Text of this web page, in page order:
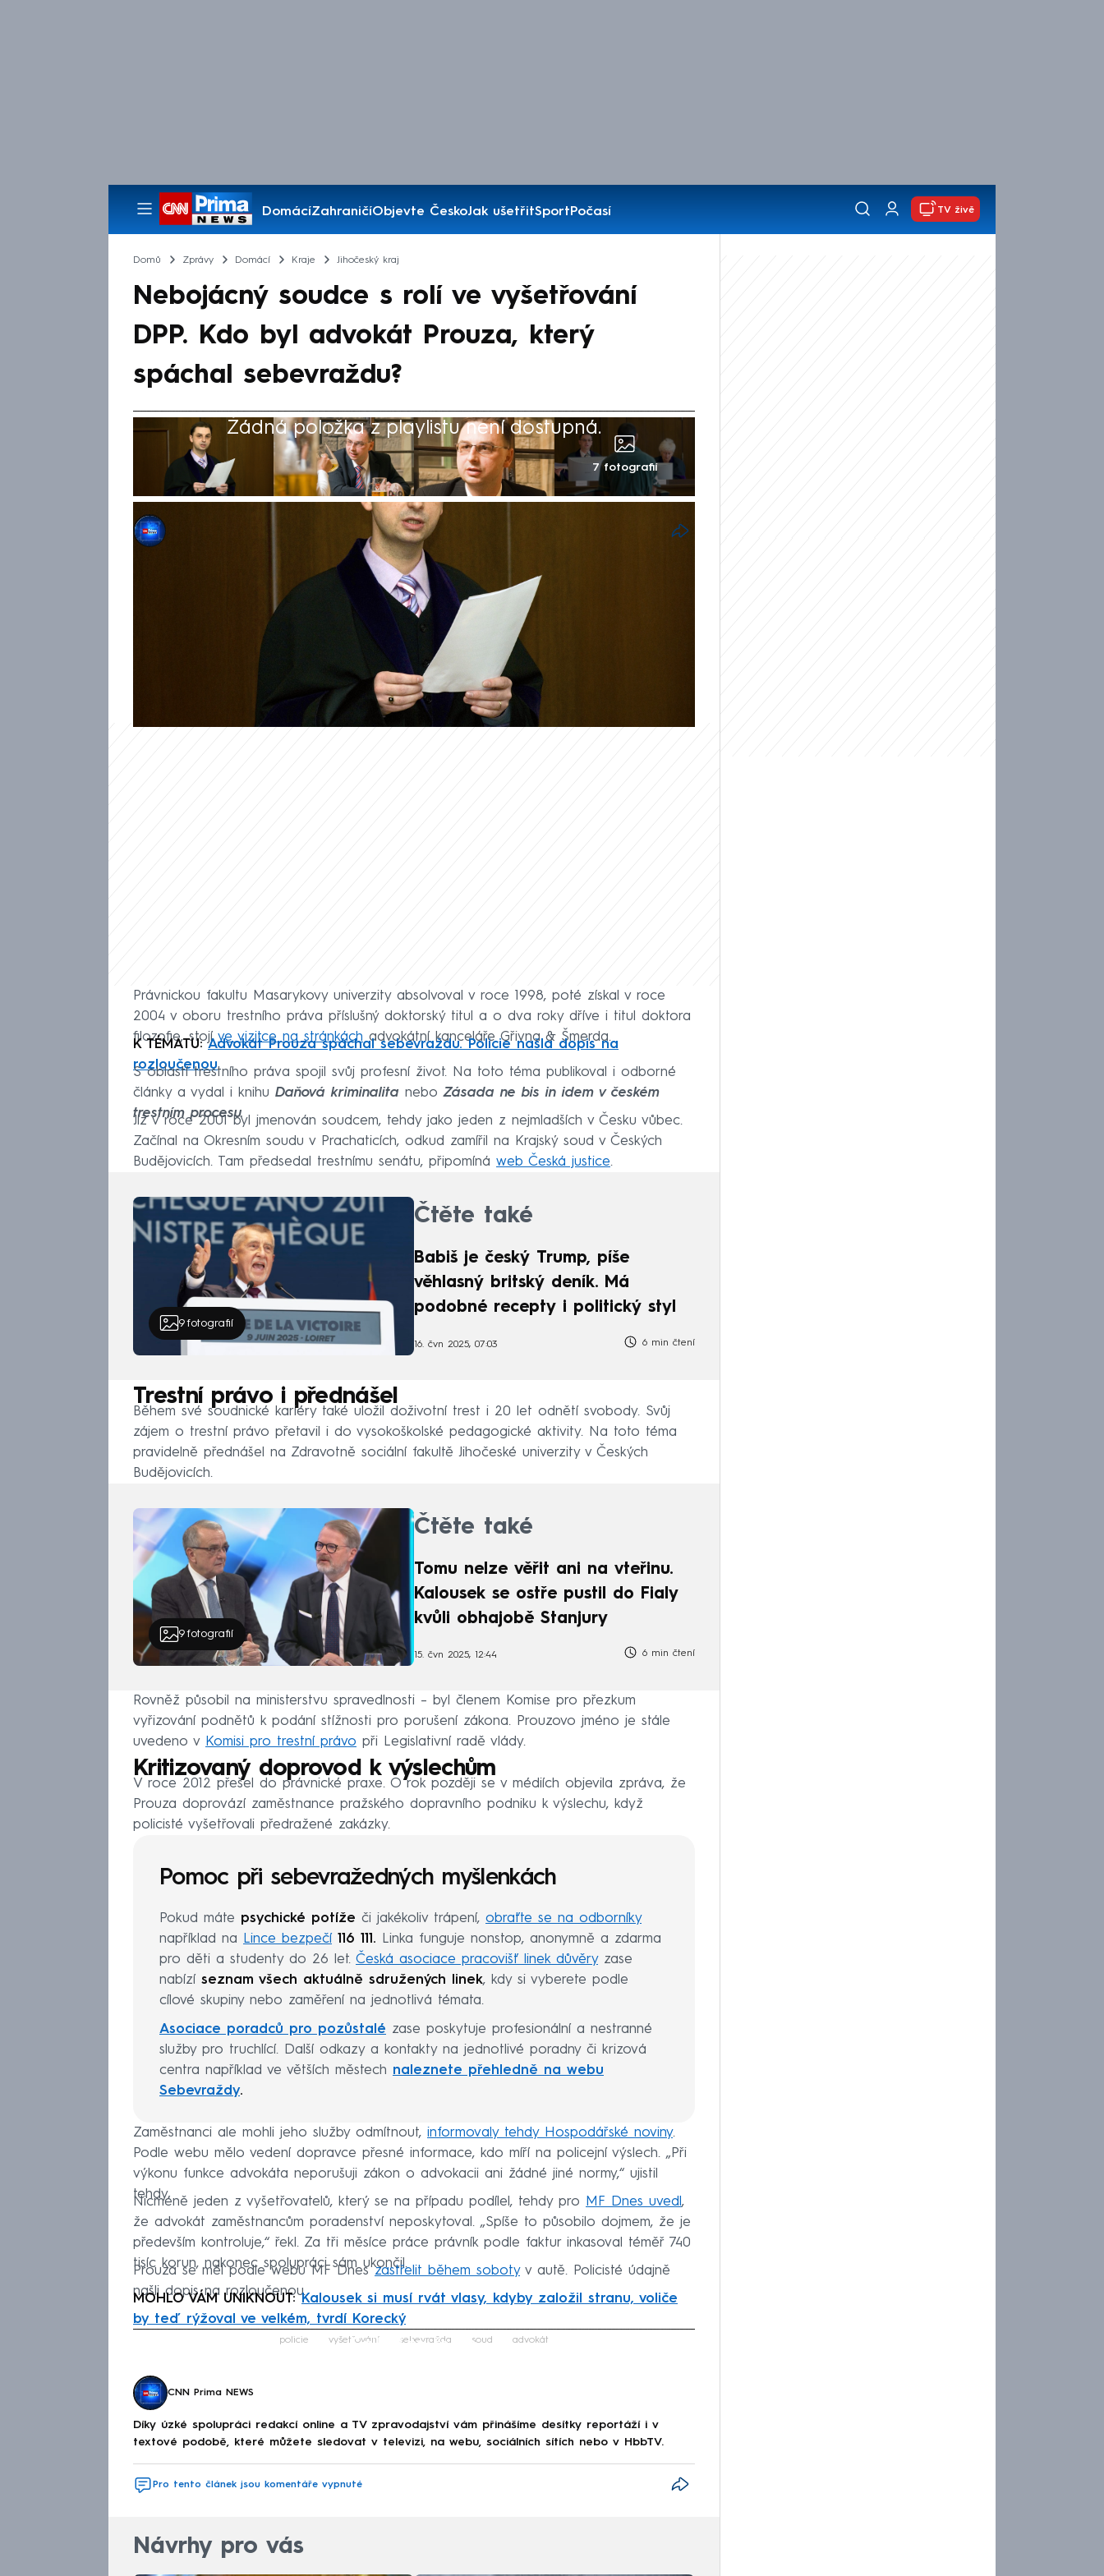
DomácíZahraničíObjevte ČeskoJak ušetřitSportPočasí
Pořady
TV živě
Domů Zprávy Domácí Kraje Jihočeský kraj
Nebojácný soudce s rolí ve vyšetřování
DPP. Kdo byl advokát Prouza, který
spáchal sebevraždu?
Žádná položka z playlistu není dostupná.
7 fotografií
CNN Prima NEWS
16. čvn 2025, 17:30
Advokát Daniel Prouza, který si v sobotu sáhl na život, měl za sebou
bohatou kariéru v oblasti justice – v roce 2001 se stal jedním z
nejmladších soudců v Česku a neváhal ukládat ani výjimečné tresty.
Působil i v akademické sféře či na ministerstvu spravedlnosti. V roce
2013 se dostal do hledáčku médií kvůli sporné spolupráci s pražským
dopravním podnikem během vyšetřování předražených zakázek.
Právnickou fakultu Masarykovy univerzity absolvoval v roce 1998, poté získal v roce
2004 v oboru trestního práva příslušný doktorský titul a o dva roky dříve i titul doktora
filozofie, stojíve vizitce na stránkáchadvokátní kanceláře Gřivna & Šmerda.
K TÉMATU:Advokát Prouza spáchal sebevraždu. Policie našla dopis na
rozloučenou
S oblastí trestního práva spojil svůj profesní život. Na toto téma publikoval i odborné
články a vydal i knihu Daňová kriminalita neboZásada ne bis in idem v českém
trestním procesu.
Již v roce 2001 byl jmenován soudcem, tehdy jako jeden z nejmladších v Česku vůbec.
Začínal na Okresním soudu v Prachaticích, odkud zamířil na Krajský soud v Českých
Budějovicích. Tam předsedal trestnímu senátu, připomíná web Česká justice.
9fotografií
Čtěte také
Babiš je český Trump, píše
věhlasný britský deník. Má
podobné recepty i politický styl
16. čvn 2025, 07:03 6 min čtení
Trestní právo i přednášel
Během své soudnické kariéry také uložil doživotní trest i 20 let odnětí svobody. Svůj
zájem o trestní právo přetavil i do vysokoškolské pedagogické aktivity. Na toto téma
pravidelně přednášel na Zdravotně sociální fakultě Jihočeské univerzity v Českých
Budějovicích.
9fotografií
Čtěte také
Tomu nelze věřit ani na vteřinu.
Kalousek se ostře pustil do Fialy
kvůli obhajobě Stanjury
15. čvn 2025, 12:44 6 min čtení
Rovněž působil na ministerstvu spravedlnosti – byl členem Komise pro přezkum
vyřizování podnětů k podání stížnosti pro porušení zákona. Prouzovo jméno je stále
uvedeno v Komisi pro trestní právo při Legislativní radě vlády.
Kritizovaný doprovod k výslechům
V roce 2012 přešel do právnické praxe. O rok později se v médiích objevila zpráva, že
Prouza doprovází zaměstnance pražského dopravního podniku k výslechu, když
policisté vyšetřovali předražené zakázky.
Pomoc při sebevražedných myšlenkách
Pokud máte psychické potíže či jakékoliv trápení, obraťte se na odborníky
například na
Lince bezpečí 116 111. Linka funguje nonstop, anonymně a zdarma
pro děti a studenty do 26 let. Česká asociace pracovišť linek důvěryzase
nabízí seznam všech aktuálně sdružených linek, kdy si vyberete podle
cílové skupiny nebo zaměření na jednotlivá témata.
Asociace poradců pro pozůstalé zase poskytuje profesionální a nestranné
služby pro truchlící. Další odkazy a kontakty na jednotlivé poradny či krizová
centra například ve větších městech naleznete přehledně na webu
Sebevraždy.
Zaměstnanci ale mohli jeho služby odmítnout, informovaly tehdy Hospodářské noviny.
Podle webu mělo vedení dopravce přesné informace, kdo míří na policejní výslech. „Při
výkonu funkce advokáta neporušuji zákon o advokacii ani žádné jiné normy,“ ujistil
tehdy.
Nicméně jeden z vyšetřovatelů, který se na případu podílel, tehdy pro MF Dnes uvedl ,
že advokát zaměstnancům poradenství neposkytoval. „Spíše to působilo dojmem, že je
především kontroluje,“ řekl. Za tři měsíce práce právník podle faktur inkasoval téměř 740
tisíc korun, nakonec spolupráci sám ukončil.
Prouza se měl podle webu MF Dneszastřelit během sobotyv autě. Policisté údajně
našli dopis na rozloučenou.
MOHLO VÁM UNIKNOUT:Kalousek si musí rvát vlasy, kdyby založil stranu, voliče
by teď rýžoval ve velkém, tvrdí Korecký
Failed to fetch
policie vyšetřování sebevražda soud advokát
CNN Prima NEWS
Díky úzké spolupráci redakcí online a TV zpravodajství vám přinášíme desítky reportáží i v
textové podobě, které můžete sledovat v televizi, na webu, sociálních sítích nebo v HbbTV.
Pro tento článek jsou komentáře vypnuté
Návrhy pro vás